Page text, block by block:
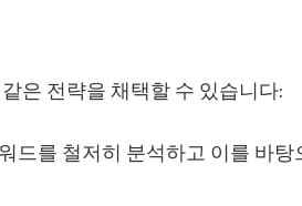
은 전략을 채택할 수 있습니다:
드를 철저히 분석하고 이를 바